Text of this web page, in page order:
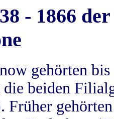
- 1866
gehörten
beiden
Früher